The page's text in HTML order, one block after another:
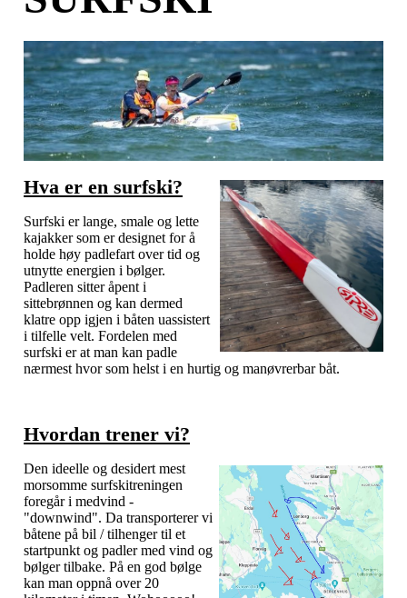
Hva er en surfski?
Surfski er lange, smale og lette
kajakker som er designet for å
holde høy padlefart over tid og
utnytte energien i bølger.
Padleren sitter åpent i
sittebrønnen og kan dermed
klatre opp igjen i båten uassistert
i tilfelle velt. Fordelen med
surfski er at man kan padle
nærmest hvor som helst i en hurtig og manøvrerbar båt.
Hvordan trener vi?
Den ideelle og desidert mest
morsomme surfskitreningen
foregår i medvind -
"downwind". Da transporterer vi
båtene på bil / tilhenger til et
startpunkt og padler med vind og
bølger tilbake. På en god bølge
kan man oppnå over 20